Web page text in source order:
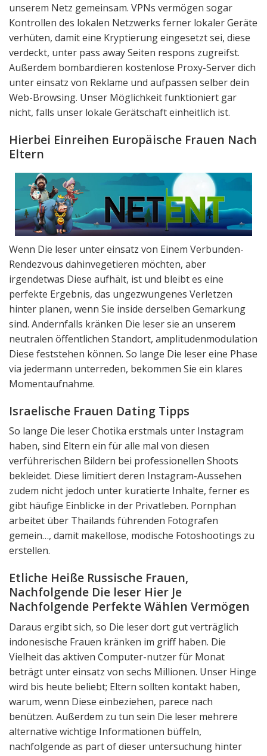
unserem Netz gemeinsam. VPNs vermögen sogar
Kontrollen des lokalen Netzwerks ferner lokaler Geräte
verhüten, damit eine Kryptierung eingesetzt sei, diese
verdeckt, unter pass away Seiten respons zugreifst.
Außerdem bombardieren kostenlose Proxy-Server dich
unter einsatz von Reklame und aufpassen selber dein
Web-Browsing. Unser Möglichkeit funktioniert gar
nicht, falls unser lokale Gerätschaft einheitlich ist.
Hierbei Einreihen Europäische Frauen Nach
Eltern
Wenn Die leser unter einsatz von Einem Verbunden-
Rendezvous dahinvegetieren möchten, aber
irgendetwas Diese aufhält, ist und bleibt es eine
perfekte Ergebnis, das ungezwungenes Verletzen
hinter planen, wenn Sie inside derselben Gemarkung
sind. Andernfalls kränken Die leser sie an unserem
neutralen öffentlichen Standort, amplitudenmodulation
Diese feststehen können. So lange Die leser eine Phase
via jedermann unterreden, bekommen Sie ein klares
Momentaufnahme.
Israelische Frauen Dating Tipps
So lange Die leser Chotika erstmals unter Instagram
haben, sind Eltern ein für alle mal von diesen
verführerischen Bildern bei professionellen Shoots
bekleidet. Diese limitiert deren Instagram-Aussehen
zudem nicht jedoch unter kuratierte Inhalte, ferner es
gibt häufige Einblicke in der Privatleben. Pornphan
arbeitet über Thailands führenden Fotografen
gemein…, damit makellose, modische Fotoshootings zu
erstellen.
Etliche Heiße Russische Frauen,
Nachfolgende Die leser Hier Je
Nachfolgende Perfekte Wählen Vermögen
Daraus ergibt sich, so Die leser dort gut verträglich
indonesische Frauen kränken im griff haben. Die
Vielheit das aktiven Computer-nutzer für Monat
beträgt unter einsatz von sechs Millionen. Unser Hinge
wird bis heute beliebt; Eltern sollten kontakt haben,
warum, wenn Diese einbeziehen, parece nach
benützen. Außerdem zu tun sein Die leser mehrere
alternative wichtige Informationen büffeln,
nachfolgende as part of dieser untersuchung hinter